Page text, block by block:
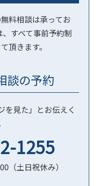
料相談は承ってお
すべて事前予約制
頂きます。
談の予約
を見た」とお伝えく
1255
（土日祝休み）